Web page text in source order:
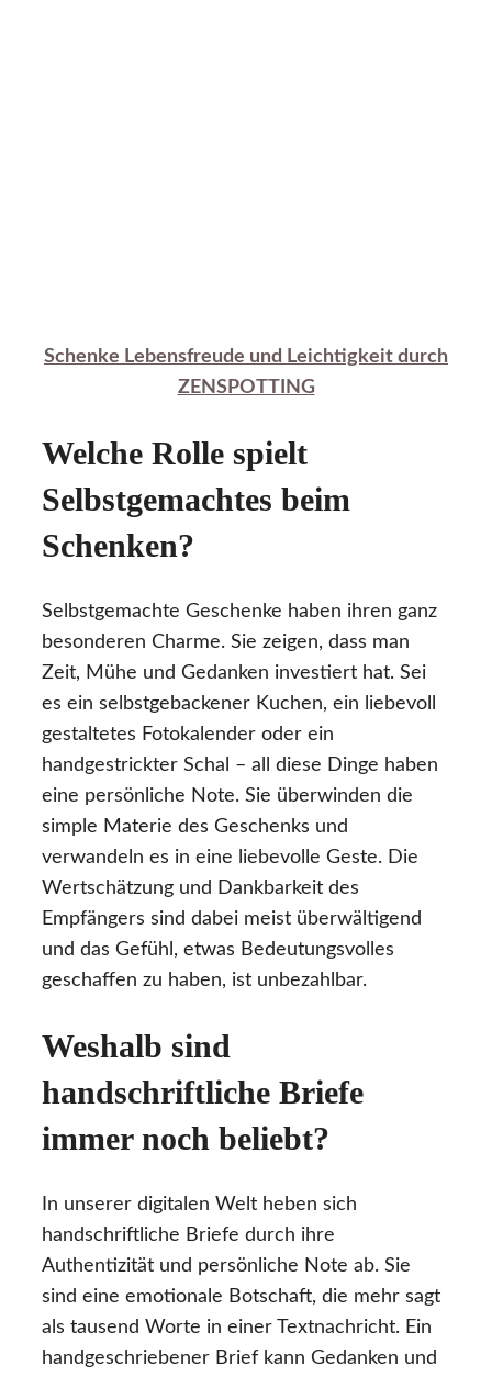
Schenke Lebensfreude und Leichtigkeit durch
ZENSPOTTING
Welche Rolle spielt
Selbstgemachtes beim
Schenken?
Selbstgemachte Geschenke haben ihren ganz
besonderen Charme. Sie zeigen, dass man
Zeit, Mühe und Gedanken investiert hat. Sei
es ein selbstgebackener Kuchen, ein liebevoll
gestaltetes Fotokalender oder ein
handgestrickter Schal – all diese Dinge haben
eine persönliche Note. Sie überwinden die
simple Materie des Geschenks und
verwandeln es in eine liebevolle Geste. Die
Wertschätzung und Dankbarkeit des
Empfängers sind dabei meist überwältigend
und das Gefühl, etwas Bedeutungsvolles
geschaffen zu haben, ist unbezahlbar.
Weshalb sind
handschriftliche Briefe
immer noch beliebt?
In unserer digitalen Welt heben sich
handschriftliche Briefe durch ihre
Authentizität und persönliche Note ab. Sie
sind eine emotionale Botschaft, die mehr sagt
als tausend Worte in einer Textnachricht. Ein
handgeschriebener Brief kann Gedanken und